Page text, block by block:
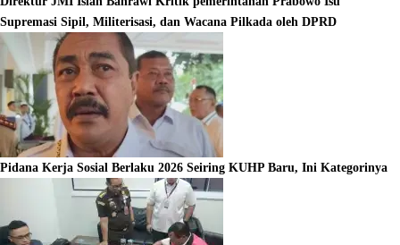
Supremasi Sipil, Militerisasi, dan Wacana Pilkada oleh DPRD
Pidana Kerja Sosial Berlaku 2026 Seiring KUHP Baru, Ini Kategorinya